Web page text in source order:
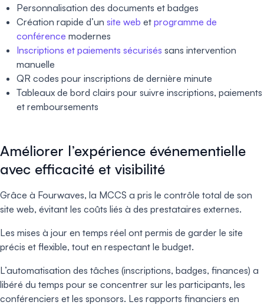
Personnalisation des documents et badges
Création rapide d’un site web et programme de
conférence modernes
Inscriptions et paiements sécurisés sans intervention
manuelle
QR codes pour inscriptions de dernière minute
Tableaux de bord clairs pour suivre inscriptions, paiements
et remboursements
Améliorer l’expérience événementielle
avec efficacité et visibilité
Grâce à Fourwaves, la MCCS a pris le contrôle total de son
site web, évitant les coûts liés à des prestataires externes.
Les mises à jour en temps réel ont permis de garder le site
précis et flexible, tout en respectant le budget.
L’automatisation des tâches (inscriptions, badges, finances) a
libéré du temps pour se concentrer sur les participants, les
conférenciers et les sponsors. Les rapports financiers en